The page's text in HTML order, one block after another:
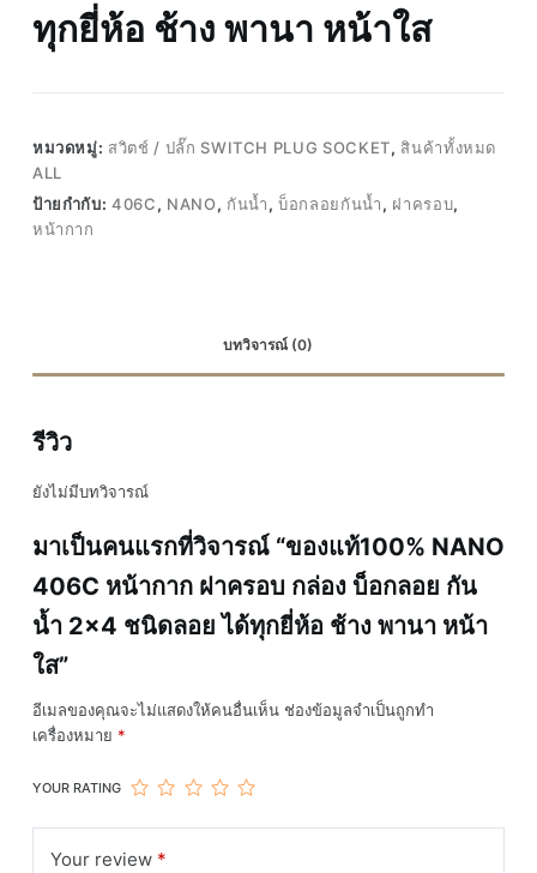
ทุกยี่ห้อ ช้าง พานา หน้าใส
หมวดหมู่: สวิตช์ / ปลั๊ก SWITCH PLUG SOCKET, สินค้าทั้งหมด
ALL
ป้ายกำกับ:406C, NANO, กันน้ำ,บ็อกลอยกันน้ำ, ฝาครอบ,
หน้ากาก
บทวิจารณ์ (0)
รีวิว
ยังไม่มีบทวิจารณ์
มาเป็นคนแรกที่วิจารณ์ “ของแท้100% NANO
406C หน้ากาก ฝาครอบ กล่อง บ็อกลอย กัน
น้ำ 2×4 ชนิดลอย ได้ทุกยี่ห้อ ช้าง พานา หน้า
ใส”
อีเมลของคุณจะไม่แสดงให้คนอื่นเห็น ช่องข้อมูลจำเป็นถูกทำ
เครื่องหมาย *
YOUR RATING
Your review*